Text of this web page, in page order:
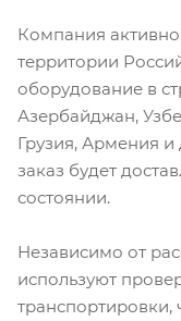
Компания
территории
оборудование в
Азербайджан,
Грузия, Армения
заказ будет
состоянии.
Независимо от
используют